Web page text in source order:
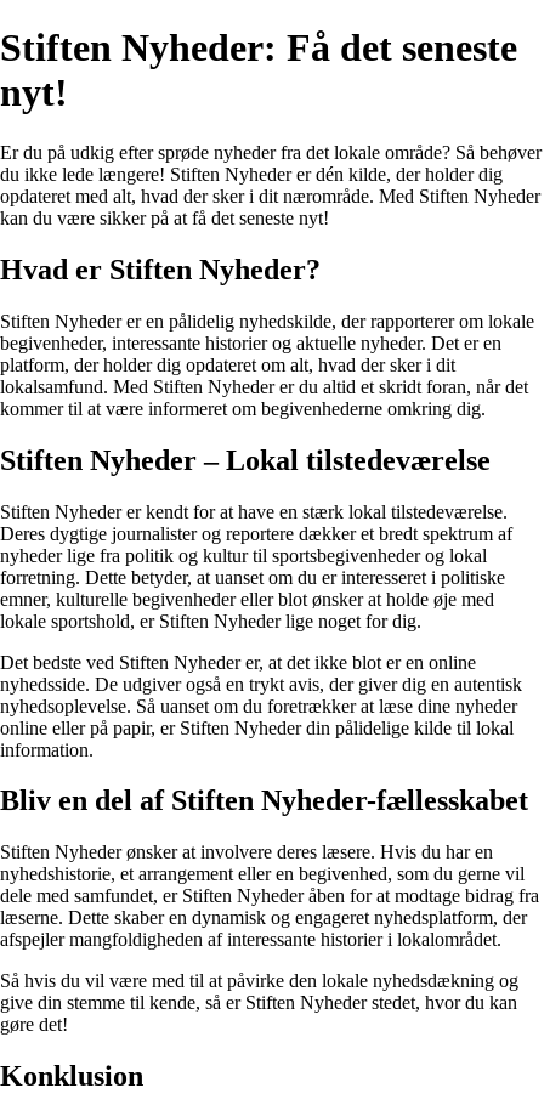
Stiften Nyheder: Få det seneste
nyt!
Er du på udkig efter sprøde nyheder fra det lokale område? Så behøver
du ikke lede længere! Stiften Nyheder er dén kilde, der holder dig
opdateret med alt, hvad der sker i dit nærområde. Med Stiften Nyheder
kan du være sikker på at få det seneste nyt!
Hvad er Stiften Nyheder?
Stiften Nyheder er en pålidelig nyhedskilde, der rapporterer om lokale
begivenheder, interessante historier og aktuelle nyheder. Det er en
platform, der holder dig opdateret om alt, hvad der sker i dit
lokalsamfund. Med Stiften Nyheder er du altid et skridt foran, når det
kommer til at være informeret om begivenhederne omkring dig.
Stiften Nyheder – Lokal tilstedeværelse
Stiften Nyheder er kendt for at have en stærk lokal tilstedeværelse.
Deres dygtige journalister og reportere dækker et bredt spektrum af
nyheder lige fra politik og kultur til sportsbegivenheder og lokal
forretning. Dette betyder, at uanset om du er interesseret i politiske
emner, kulturelle begivenheder eller blot ønsker at holde øje med
lokale sportshold, er Stiften Nyheder lige noget for dig.
Det bedste ved Stiften Nyheder er, at det ikke blot er en online
nyhedsside. De udgiver også en trykt avis, der giver dig en autentisk
nyhedsoplevelse. Så uanset om du foretrækker at læse dine nyheder
online eller på papir, er Stiften Nyheder din pålidelige kilde til lokal
information.
Bliv en del af Stiften Nyheder-fællesskabet
Stiften Nyheder ønsker at involvere deres læsere. Hvis du har en
nyhedshistorie, et arrangement eller en begivenhed, som du gerne vil
dele med samfundet, er Stiften Nyheder åben for at modtage bidrag fra
læserne. Dette skaber en dynamisk og engageret nyhedsplatform, der
afspejler mangfoldigheden af interessante historier i lokalområdet.
Så hvis du vil være med til at påvirke den lokale nyhedsdækning og
give din stemme til kende, så er Stiften Nyheder stedet, hvor du kan
gøre det!
Konklusion